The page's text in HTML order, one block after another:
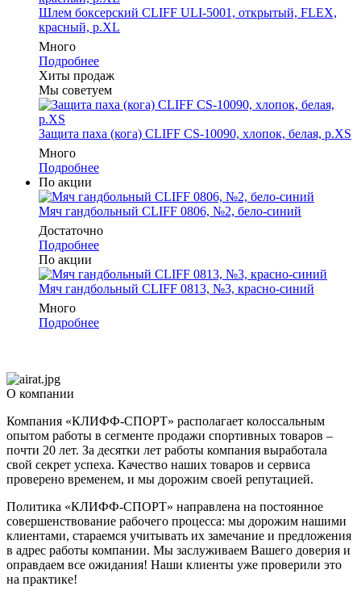
Шлем боксерский CLIFF ULI-5001, открытый, FLEX,
красный, р.XL
Много
Подробнее
Хиты продаж
Мы советуем
Защита паха (кога) CLIFF CS-10090, хлопок, белая, р.XS
Много
Подробнее
По акции
Мяч гандбольный CLIFF 0806, №2, бело-синий
Достаточно
Подробнее
По акции
Мяч гандбольный CLIFF 0813, №3, красно-синий
Много
Подробнее
О компании
Компания «КЛИФФ-СПОРТ» располагает колоссальным
опытом работы в сегменте продажи спортивных товаров –
почти 20 лет. За десятки лет работы компания выработала
свой секрет успеха. Качество наших товаров и сервиса
проверено временем, и мы дорожим своей репутацией.
Политика «КЛИФФ-СПОРТ» направлена на постоянное
совершенствование рабочего процесса: мы дорожим нашими
клиентами, стараемся учитывать их замечание и предложения
в адрес работы компании. Мы заслуживаем Вашего доверия и
оправдаем все ожидания! Наши клиенты уже проверили это
на практике!